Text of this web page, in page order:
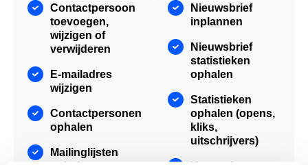
Contactpersoon
toevoegen,
wijzigen of
verwijderen
E-mailadres
wijzigen
Contactpersonen
ophalen
Mailinglijsten
Nieuwsbrief
inplannen
Nieuwsbrief
statistieken
ophalen
Statistieken
ophalen (opens,
kliks,
uitschrijvers)